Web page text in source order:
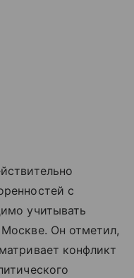
с
учитывать
Он отметил,
конфликт